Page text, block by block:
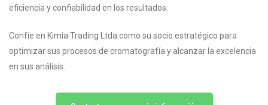
eficiencia y confiabilidad en los resultados.
Confíe en Kimia Trading Ltda como su socio estratégico para
optimizar sus procesos de cromatografía y alcanzar la excelencia
en sus análisis.